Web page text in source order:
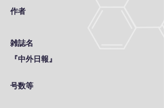
作者
雑誌名
『中外日報』
号数等